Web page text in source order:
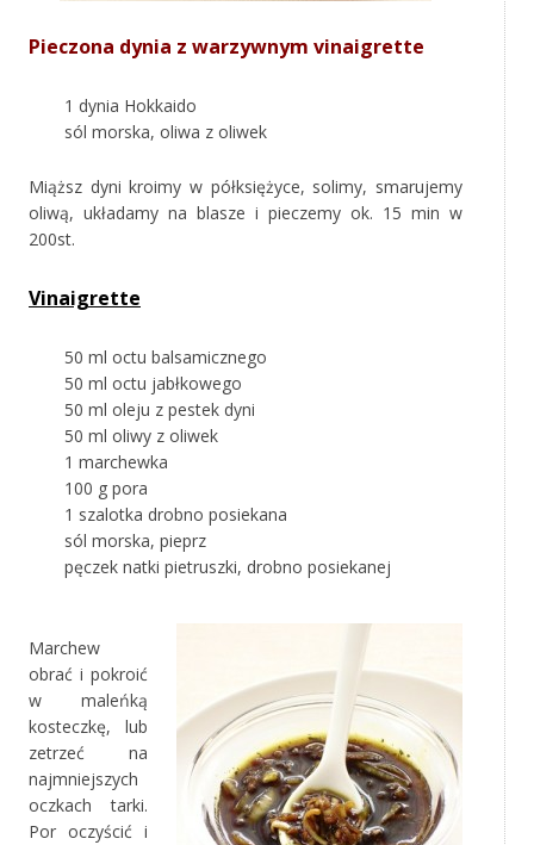
Pieczona dynia z warzywnym vinaigrette
1 dynia Hokkaido
sól morska, oliwa z oliwek
Miąższ dyni kroimy w półksiężyce, solimy, smarujemy
oliwą, układamy na blasze i pieczemy ok. 15 min w
200st.
Vinaigrette
50 ml octu balsamicznego
50 ml octu jabłkowego
50 ml oleju z pestek dyni
50 ml oliwy z oliwek
1 marchewka
100 g pora
1 szalotka drobno posiekana
sól morska, pieprz
pęczek natki pietruszki, drobno posiekanej
Marchew
obrać i pokroić
w maleńką
kosteczkę, lub
zetrzeć na
najmniejszych
oczkach tarki.
Por oczyścić i